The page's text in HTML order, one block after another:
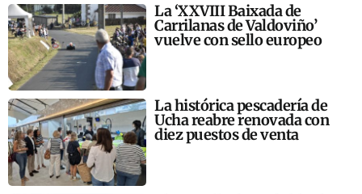
La ‘XXVIII Baixada de
Carrilanas de Valdoviño’
vuelve con sello europeo
La histórica pescadería de
Ucha reabre renovada con
diez puestos de venta